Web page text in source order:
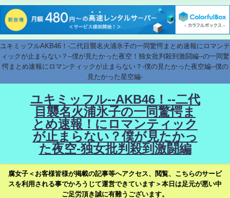
ユキミッフルAKB46！-二代目襲名火浦氷子の一同驚愕まとめ速報にロマンテ
ィックが止まらない？--僕が見たかった夜空！独女批判殺到激闘編--の一同驚
愕まとめ速報にロマンティックが止まらない？-僕の見たかった夜空編--僕の
見たかった星空編-
ユキミッフル--AKB46！--二代
目襲名火浦氷子の一同驚愕ま
とめ速報！にロマンティック
が止まらない？僕が見たかっ
た夜空-独女批判殺到激闘編
腐女子＜お客様皆様が掲載の記事等へアクセス、閲覧、こちらのサービ
スを利用される事でかろうじて運営できています＞本日は足元が悪い中
ご足労頂き誠に有難うございます。